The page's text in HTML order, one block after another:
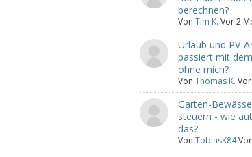
berechnen?
Von Tim K. Vor 2
Urlaub und PV-
passiert mit
ohne mich?
Von Thomas K.
Garten-
steuern - wie
das?
Von TobiasK84